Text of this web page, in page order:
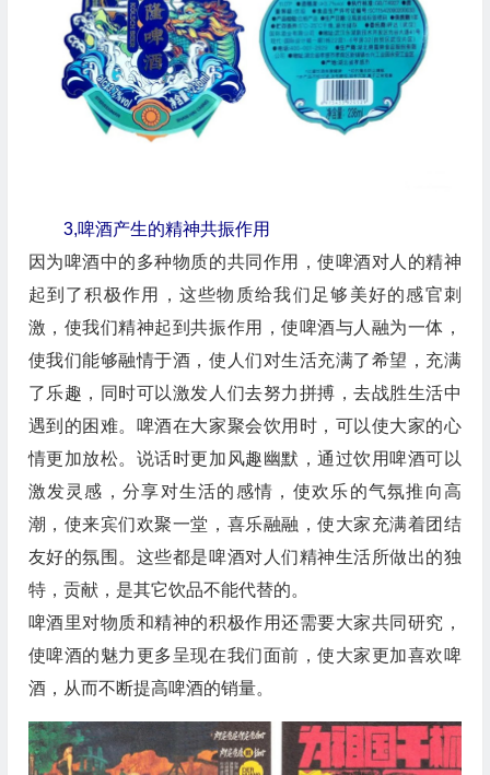
3,啤酒产生的精神共振作用
因为啤酒中的多种物质的共同作用，使啤酒对人的精神
起到了积极作用，这些物质给我们足够美好的感官刺
激，使我们精神起到共振作用，使啤酒与人融为一体，
使我们能够融情于酒，使人们对生活充满了希望，充满
了乐趣，同时可以激发人们去努力拼搏，去战胜生活中
遇到的困难。啤酒在大家聚会饮用时，可以使大家的心
情更加放松。说话时更加风趣幽默，通过饮用啤酒可以
激发灵感，分享对生活的感情，使欢乐的气氛推向高
潮，使来宾们欢聚一堂，喜乐融融，使大家充满着团结
友好的氛围。这些都是啤酒对人们精神生活所做出的独
特，贡献，是其它饮品不能代替的。
啤酒里对物质和精神的积极作用还需要大家共同研究，
使啤酒的魅力更多呈现在我们面前，使大家更加喜欢啤
酒，从而不断提高啤酒的销量。